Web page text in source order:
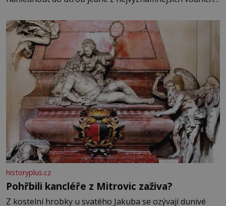
se na koloběžce a den zakončit poznáváním památek ve
Velkých Losinách nebo v termálním
historyplus.cz
Pohřbili kancléře z Mitrovic zaživa?
Z kostelní hrobky u svatého Jakuba se ozývají dunivé